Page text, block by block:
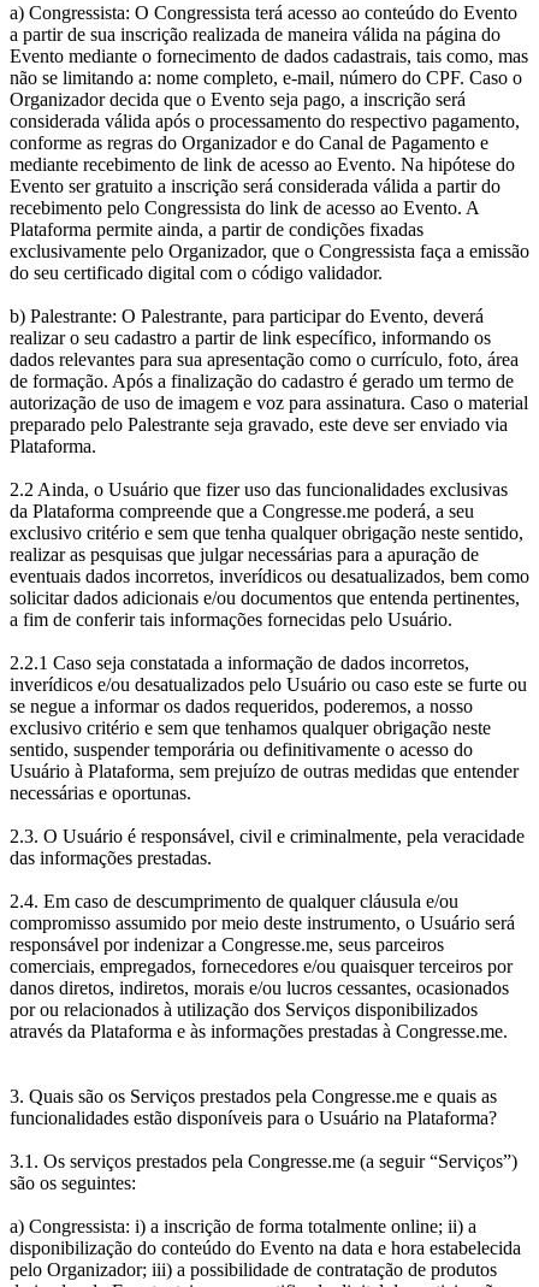
a) Congressista: O Congressista terá acesso ao conteúdo do Evento
a partir de sua inscrição realizada de maneira válida na página do
Evento mediante o fornecimento de dados cadastrais, tais como, mas
não se limitando a: nome completo, e-mail, número do CPF. Caso o
Organizador decida que o Evento seja pago, a inscrição será
considerada válida após o processamento do respectivo pagamento,
conforme as regras do Organizador e do Canal de Pagamento e
mediante recebimento de link de acesso ao Evento. Na hipótese do
Evento ser gratuito a inscrição será considerada válida a partir do
recebimento pelo Congressista do link de acesso ao Evento. A
Plataforma permite ainda, a partir de condições fixadas
exclusivamente pelo Organizador, que o Congressista faça a emissão
do seu certificado digital com o código validador.
b) Palestrante: O Palestrante, para participar do Evento, deverá
realizar o seu cadastro a partir de link específico, informando os
dados relevantes para sua apresentação como o currículo, foto, área
de formação. Após a finalização do cadastro é gerado um termo de
autorização de uso de imagem e voz para assinatura. Caso o material
preparado pelo Palestrante seja gravado, este deve ser enviado via
Plataforma.
2.2 Ainda, o Usuário que fizer uso das funcionalidades exclusivas
da Plataforma compreende que a Congresse.me poderá, a seu
exclusivo critério e sem que tenha qualquer obrigação neste sentido,
realizar as pesquisas que julgar necessárias para a apuração de
eventuais dados incorretos, inverídicos ou desatualizados, bem como
solicitar dados adicionais e/ou documentos que entenda pertinentes,
a fim de conferir tais informações fornecidas pelo Usuário.
2.2.1 Caso seja constatada a informação de dados incorretos,
inverídicos e/ou desatualizados pelo Usuário ou caso este se furte ou
se negue a informar os dados requeridos, poderemos, a nosso
exclusivo critério e sem que tenhamos qualquer obrigação neste
sentido, suspender temporária ou definitivamente o acesso do
Usuário à Plataforma, sem prejuízo de outras medidas que entender
necessárias e oportunas.
2.3. O Usuário é responsável, civil e criminalmente, pela veracidade
das informações prestadas.
2.4. Em caso de descumprimento de qualquer cláusula e/ou
compromisso assumido por meio deste instrumento, o Usuário será
responsável por indenizar a Congresse.me, seus parceiros
comerciais, empregados, fornecedores e/ou quaisquer terceiros por
danos diretos, indiretos, morais e/ou lucros cessantes, ocasionados
por ou relacionados à utilização dos Serviços disponibilizados
através da Plataforma e às informações prestadas à Congresse.me.
3. Quais são os Serviços prestados pela Congresse.me e quais as
funcionalidades estão disponíveis para o Usuário na Plataforma?
3.1. Os serviços prestados pela Congresse.me (a seguir “Serviços”)
são os seguintes:
a) Congressista: i) a inscrição de forma totalmente online; ii) a
disponibilização do conteúdo do Evento na data e hora estabelecida
pelo Organizador; iii) a possibilidade de contratação de produtos